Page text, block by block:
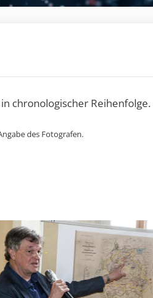
chronologischer Reihenfolge.
des Fotografen.